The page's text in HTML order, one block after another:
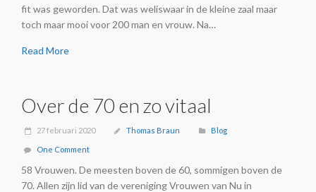
fit was geworden. Dat was weliswaar in de kleine zaal maar
toch maar mooi voor 200 man en vrouw. Na…
Read More
Over de 70 en zo vitaal
27 februari 2020 Thomas Braun Blog
One Comment
58 Vrouwen. De meesten boven de 60, sommigen boven de
70. Allen zijn lid van de vereniging Vrouwen van Nu in